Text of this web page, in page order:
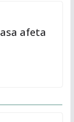
afeta